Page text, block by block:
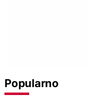
Popularno